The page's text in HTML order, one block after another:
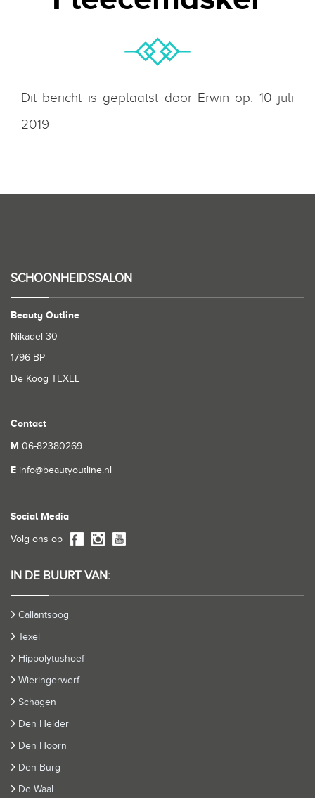
Dit bericht is geplaatst door Erwin op: 10 juli
2019
SCHOONHEIDSSALON
Beauty Outline
Nikadel 30
1796 BP
De Koog TEXEL
Contact
M 06-82380269
E info@beautyoutline.nl
Social Media
Volg ons op
IN DE BUURT VAN:
Callantsoog
Texel
Hippolytushoef
Wieringerwerf
Schagen
Den Helder
Den Hoorn
Den Burg
De Waal